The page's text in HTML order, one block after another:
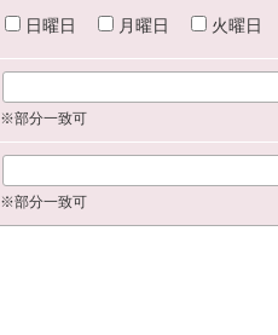
日曜日 月曜日 火曜日
※部分一致可
※部分一致可